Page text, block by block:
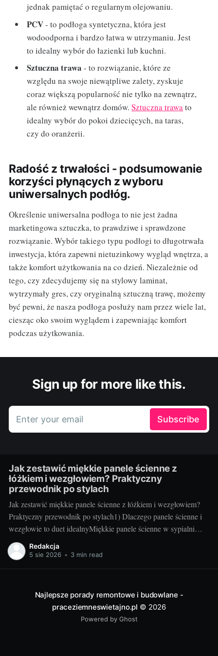
jednak pamiętać o regularnym olejowaniu.
PCV- to podłoga syntetyczna, która jest
wodoodporna i bardzo łatwa w utrzymaniu. Jest
to idealny wybór do łazienki lub kuchni.
Sztuczna trawa - to rozwiązanie, które ze
względu na swoje niewątpliwe zalety, zyskuje
coraz większą popularność nie tylko na zewnątrz,
ale również wewnątrz domów.Sztuczna trawato
idealny wybór do pokoi dziecięcych, na taras,
czy do oranżerii.
Radość z trwałości - podsumowanie
korzyści płynących z wyboru
uniwersalnych podłóg.
Określenie uniwersalna podłoga to nie jest żadna
marketingowa sztuczka, to prawdziwe i sprawdzone
rozwiązanie. Wybór takiego typu podłogi to długotrwała
inwestycja, która zapewni nietuzinkowy wygląd wnętrza, a
także komfort użytkowania na co dzień. Niezależnie od
tego, czy zdecydujemy się na stylowy laminat,
wytrzymały gres, czy oryginalną sztuczną trawę, możemy
być pewni, że nasza podłoga posłuży nam przez wiele lat,
ciesząc oko swoim wyglądem i zapewniając komfort
podczas użytkowania.
Sign up for more like this.
Enter your email Subscribe
Jak zestawić miękkie panele ścienne z
łóżkiem i wezgłowiem? Praktyczny
przewodnik po stylach
Jak zestawić miękkie panele ścienne z łóżkiem i wezgłowiem?
Praktyczny przewodnik po stylach1) Dlaczego panele ścienne i
wezgłowie to duet idealnyMiękkie panele ścienne w sypialni
robią dwie rzeczy naraz: budują przytulny klimat i działają
praktycznie. Tłumią hałas, ocieplają ścianę odczuwalnie w
Redakcja
5 sie 2026 • 3 min read
Najlepsze porady remontowe i budowlane -
praceziemneswietajno.pl © 2026
Powered by Ghost